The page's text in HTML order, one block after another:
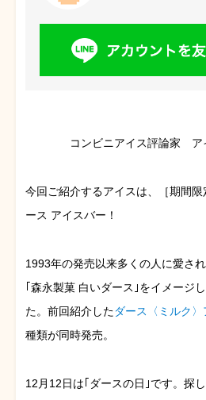
コンビニアイス評論家 ア
今回ご紹介するアイスは、［期間
ース アイスバー！
1993年の発売以来多くの人に愛さ
｢森永製菓 白いダース｣をイメージ
た。前回紹介したダース〈ミルク
種類が同時発売。
12月12日は｢ダースの日｣です。探